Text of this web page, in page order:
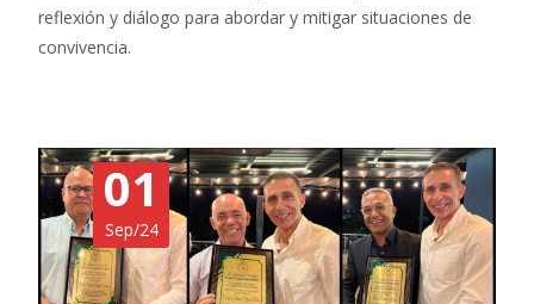
reflexión y diálogo para abordar y mitigar situaciones de
convivencia.
01
Sep/24